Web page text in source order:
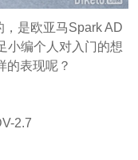
是欧亚马Spark AD
小编个人对入门的想
的表现呢？
2.7